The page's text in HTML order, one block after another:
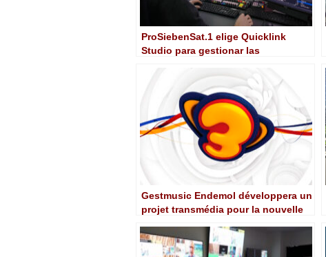
ProSiebenSat.1 elige Quicklink
Studio para gestionar las
Gestmusic Endemol développera un
projet transmédia pour la nouvelle